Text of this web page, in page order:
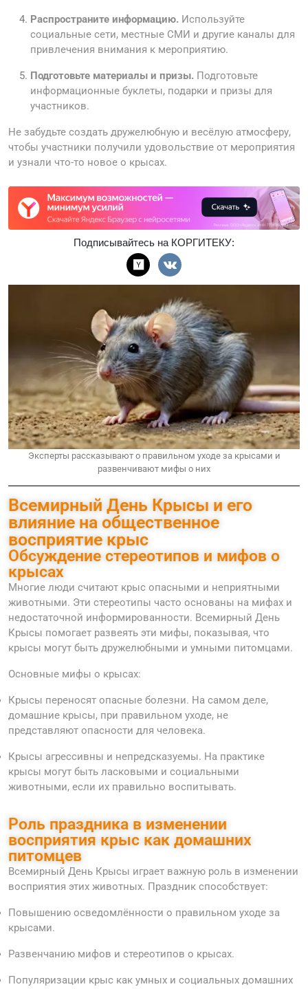
Распространите информацию. Используйте
социальные сети, местные СМИ и другие каналы для
привлечения внимания к мероприятию.
Подготовьте материалы и призы. Подготовьте
информационные буклеты, подарки и призы для
участников.
Не забудьте создать дружелюбную и весёлую атмосферу,
чтобы участники получили удовольствие от мероприятия
и узнали что-то новое о крысах.
Подписывайтесь на КОРГИТЕКУ:
Эксперты рассказывают о правильном уходе за крысами и
развенчивают мифы о них
Всемирный День Крысы и его
влияние на общественное
восприятие крыс
Обсуждение стереотипов и мифов о
крысах
Многие люди считают крыс опасными и неприятными
животными. Эти стереотипы часто основаны на мифах и
недостаточной информированности. Всемирный День
Крысы помогает развеять эти мифы, показывая, что
крысы могут быть дружелюбными и умными питомцами.
Основные мифы о крысах:
Крысы переносят опасные болезни. На самом деле,
домашние крысы, при правильном уходе, не
представляют опасности для человека.
Крысы агрессивны и непредсказуемы. На практике
крысы могут быть ласковыми и социальными
животными, если их правильно воспитывать.
Роль праздника в изменении
восприятия крыс как домашних
питомцев
Всемирный День Крысы играет важную роль в изменении
восприятия этих животных. Праздник способствует:
Повышению осведомлённости о правильном уходе за
крысами.
Развенчанию мифов и стереотипов о крысах.
Популяризации крыс как умных и социальных домашних